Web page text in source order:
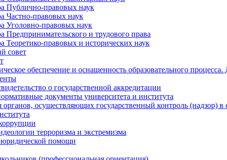
Публично-правовых наук
Частно-правовых наук
Уголовно-правовых наук
Предпринимательского и трудового права
Теоретико-правовых и исторических наук
совет
обеспечение и оснащенность образовательного процесса.
о государственной аккредитации
документы университета и института
осуществляющих государственный контроль (надзор)
терроризма и экстремизма
помощи